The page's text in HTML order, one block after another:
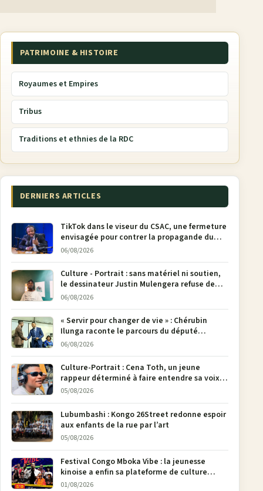
PATRIMOINE & HISTOIRE
Royaumes et Empires
Tribus
Traditions et ethnies de la RDC
DERNIERS ARTICLES
TikTok dans le viseur du CSAC, une fermeture
envisagée pour contrer la propagande du
M23
06/08/2026
Culture - Portrait : sans matériel ni soutien,
le dessinateur Justin Mulengera refuse de
poser son crayon
06/08/2026
« Servir pour changer de vie » : Chérubin
Ilunga raconte le parcours du député
national Jethro Muyombi Tshimbu en 137
06/08/2026
Culture-Portrait : Cena Toth, un jeune
rappeur déterminé à faire entendre sa voix à
Bunia
05/08/2026
Lubumbashi : Kongo 26Street redonne espoir
aux enfants de la rue par l’art
05/08/2026
Festival Congo Mboka Vibe : la jeunesse
kinoise a enfin sa plateforme de culture
urbaine
01/08/2026